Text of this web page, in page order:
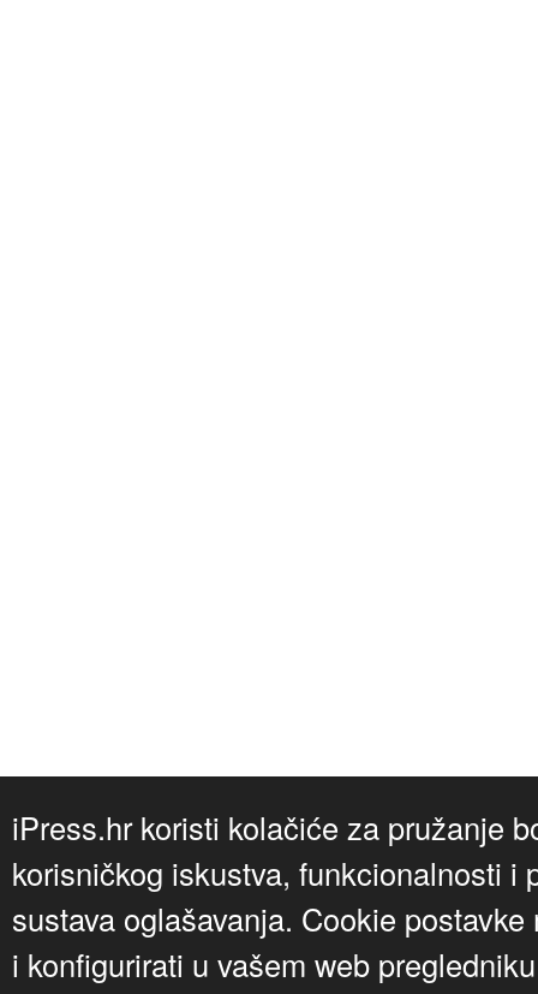
iPress.hr koristi kolačiće za pružanje
korisničkog iskustva, funkcionalnosti i
sustava oglašavanja. Cookie
i konfigurirati u vašem web